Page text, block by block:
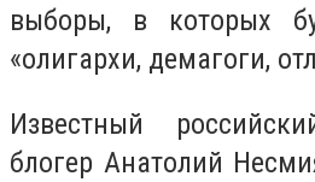
выборы, в которых
«олигархи, демагоги,
Известный
блогер Анатолий